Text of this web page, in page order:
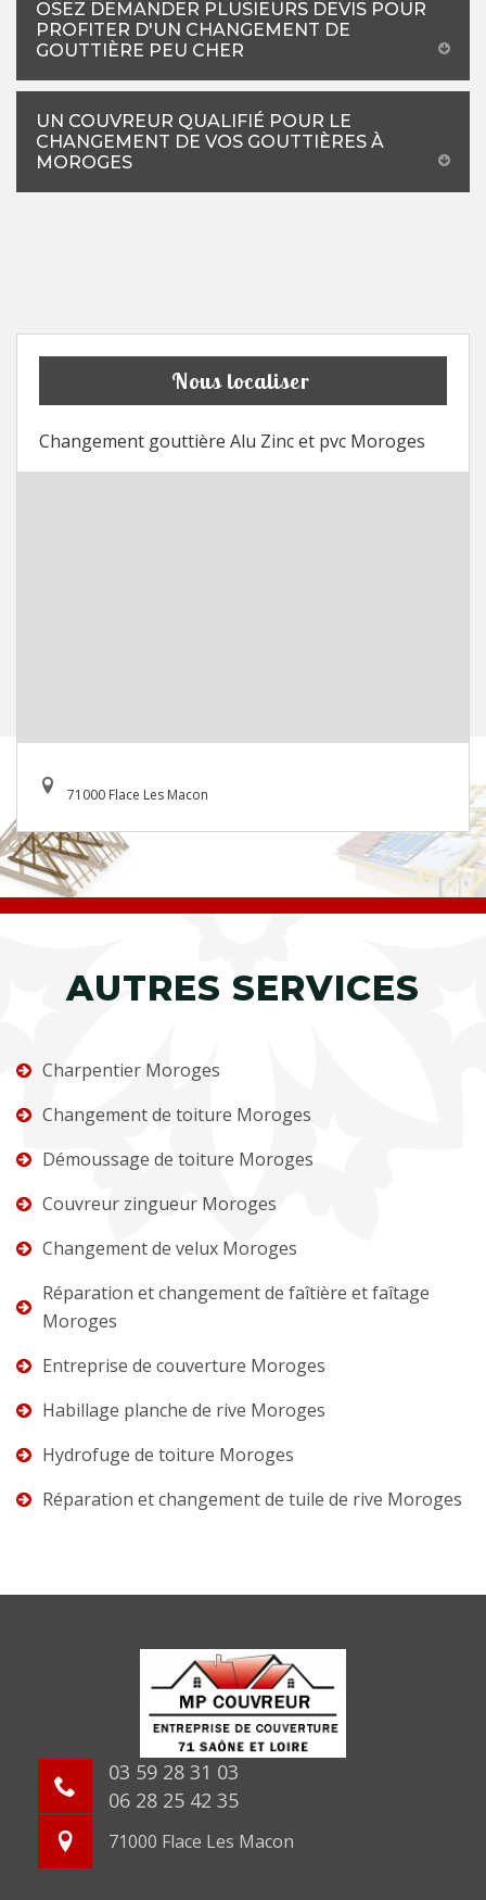
OSEZ DEMANDER PLUSIEURS DEVIS POUR
PROFITER D'UN CHANGEMENT DE
GOUTTIÈRE PEU CHER
UN COUVREUR QUALIFIÉ POUR LE
CHANGEMENT DE VOS GOUTTIÈRES À
MOROGES
Nous localiser
Changement gouttière Alu Zinc et pvc Moroges
71000 Flace Les Macon
AUTRES SERVICES
Charpentier Moroges
Changement de toiture Moroges
Démoussage de toiture Moroges
Couvreur zingueur Moroges
Changement de velux Moroges
Réparation et changement de faîtière et faîtage
Moroges
Entreprise de couverture Moroges
Habillage planche de rive Moroges
Hydrofuge de toiture Moroges
Réparation et changement de tuile de rive Moroges
03 59 28 31 03
06 28 25 42 35
71000 Flace Les Macon